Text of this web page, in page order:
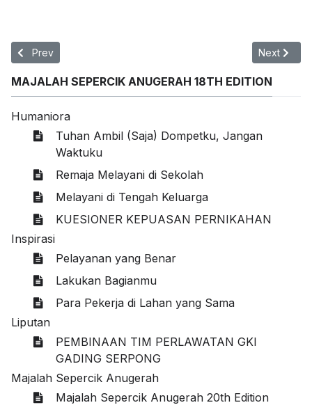
Previous article: Paskah Subuh Youth Ministry GKI Gading
Prev Next
Next
MAJALAH SEPERCIK ANUGERAH 18TH EDITION
Humaniora
Tuhan Ambil (Saja) Dompetku, Jangan
Waktuku
Remaja Melayani di Sekolah
Melayani di Tengah Keluarga
KUESIONER KEPUASAN PERNIKAHAN
Inspirasi
Pelayanan yang Benar
Lakukan Bagianmu
Para Pekerja di Lahan yang Sama
Liputan
PEMBINAAN TIM PERLAWATAN GKI
GADING SERPONG
Majalah Sepercik Anugerah
Majalah Sepercik Anugerah 20th Edition